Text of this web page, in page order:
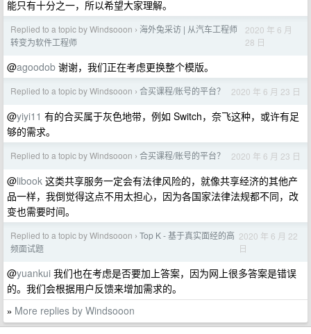
能只有十分之一，所以希望大家理解。
Replied to a topic by Windsooon › 海外兔采访 | 从汽车工程师
转变为软件工程师
2020 年 6 月
28 日
@agoodob 谢谢，我们正在考虑更换整个模版。
Replied to a topic by Windsooon › 合买课程/账号的平台？ 2020 年 6 月 23 日
@yiyi11 有的合买属于灰色地带，例如 Switch，奈飞这种，或许有足
够的需求。
Replied to a topic by Windsooon › 合买课程/账号的平台？ 2020 年 6 月 23 日
@libook 这类共享服务一定会有法律风险的，就像共享经济的其他产
品一样，我倒觉得这点不用太担心，因为各国家法律法规都不同，改
变也需要时间。
Replied to a topic by Windsooon › Top K - 基于真实面经的高
频面试题
2020 年 6 月 22
日
@yuankui 我们也在考虑是否要加上答案，因为网上很多答案是错误
的。我们会根据用户反馈来增加需求的。
» More replies by Windsooon